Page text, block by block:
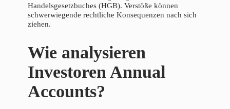
Handelsgesetzbuches (HGB). Verstöße können
schwerwiegende rechtliche Konsequenzen nach sich
ziehen.
Wie analysieren
Investoren Annual
Accounts?